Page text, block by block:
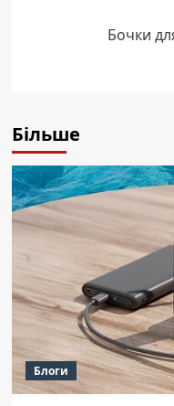
Бочки
Більше
Блоги